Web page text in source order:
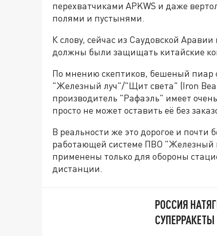
перехватчиками APKWS и даже
полями и пустынями.
К слову, сейчас из Саудовской
должны были защищать китайские
По мнению скептиков, бешеный пиар
"Железный луч"/"Щит света" (Iron
производитель "Рафаэль" имеет
просто не может оставить её без
В реальности же это дорогое и почти
работающей системе ПВО "Железный
применены только для обороны
дистанции.
РОССИЯ
СУПЕРРАКЕТЫ